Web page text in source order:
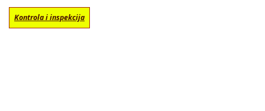
Kontrola i inspekcija